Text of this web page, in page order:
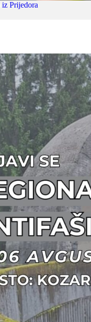
Prijedora